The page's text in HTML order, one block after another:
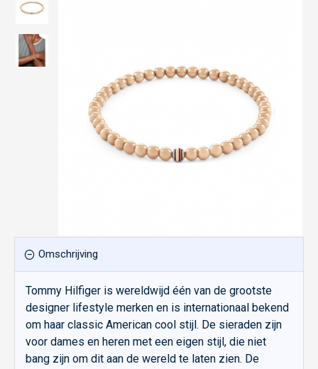
Omschrijving
Tommy Hilfiger is wereldwijd één van de grootste
designer lifestyle merken en is internationaal bekend
om haar classic American cool stijl. De sieraden zijn
voor dames en heren met een eigen stijl, die niet
bang zijn om dit aan de wereld te laten zien. De